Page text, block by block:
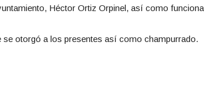
Héctor Ortiz Orpinel, así como
otorgó a los presentes así como champurrado.